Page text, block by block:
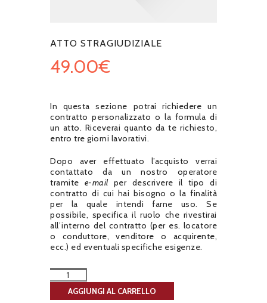
ATTO STRAGIUDIZIALE
49.00€
In questa sezione potrai richiedere un
contratto personalizzato o la formula di
un atto. Riceverai quanto da te richiesto,
entro tre giorni lavorativi.
Dopo aver effettuato l’acquisto verrai
contattato da un nostro operatore
tramite e-mailper descrivere il tipo di
contratto di cui hai bisogno o la finalità
per la quale intendi farne uso. Se
possibile, specifica il ruolo che rivestirai
all’interno del contratto (per es. locatore
o conduttore, venditore o acquirente,
ecc.) ed eventuali specifiche esigenze.
AGGIUNGI AL CARRELLO